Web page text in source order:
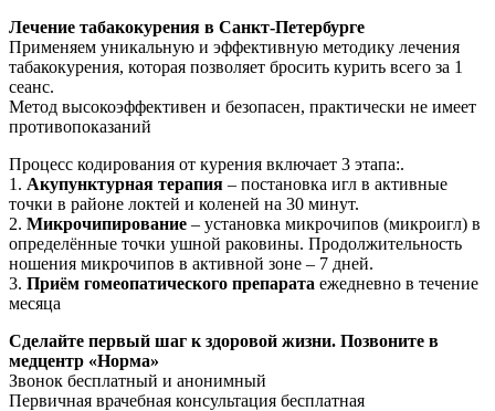
Лечение табакокурения в Санкт-Петербурге
Применяем уникальную и эффективную методику лечения
табакокурения, которая позволяет бросить курить всего за 1
сеанс.
Метод высокоэффективен и безопасен, практически не имеет
противопоказаний
Процесс кодирования от курения включает 3 этапа:.
1. Акупунктурная терапия – постановка игл в активные
точки в районе локтей и коленей на 30 минут.
2. Микрочипирование – установка микрочипов (микроигл) в
определённые точки ушной раковины. Продолжительность
ношения микрочипов в активной зоне – 7 дней.
3. Приём гомеопатического препарата ежедневно в течение
месяца
Сделайте первый шаг к здоровой жизни. Позвоните в
медцентр «Норма»
Звонок бесплатный и анонимный
Первичная врачебная консультация бесплатная